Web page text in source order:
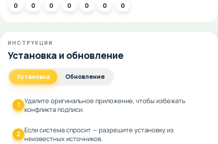
0 0 0 0 0 0 0
ИНСТРУКЦИИ
Установка и обновление
Установка Обновление
1 Удалите оригинальное приложение, чтобы избежать
конфликта подписи.
2 Если система спросит — разрешите установку из
неизвестных источников.